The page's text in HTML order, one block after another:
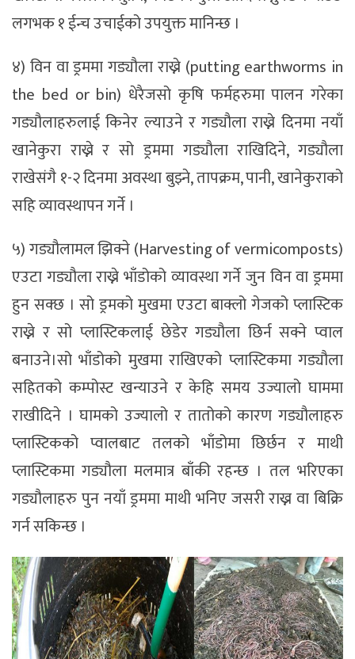
लगभक १ ईन्च उचाईको उपयुक्त मानिन्छ ।
४) विन वा ड्रममा गड्यौला राख्ने (putting earthworms in
the bed or bin) धेरैजसो कृषि फर्महरुमा पालन गरेका
गड्यौलाहरुलाई किनेर ल्याउने र गड्यौला राख्ने दिनमा नयाँ
खानेकुरा राख्ने र सो ड्रममा गड्यौला राखिदिने, गड्यौला
राखेसंगै १-२ दिनमा अवस्था बुझ्ने, तापक्रम, पानी, खानेकुराको
सहि व्यावस्थापन गर्ने ।
५) गड्यौलामल झिक्ने (Harvesting of vermicomposts)
एउटा गड्यौला राख्ने भाँडोको व्यावस्था गर्ने जुन विन वा ड्रममा
हुन सक्छ । सो ड्रमको मुखमा एउटा बाक्लो गेजको प्लास्टिक
राख्ने र सो प्लास्टिकलाई छेडेर गड्यौला छिर्न सक्ने प्वाल
बनाउने।सो भाँडोको मुखमा राखिएको प्लास्टिकमा गड्यौला
सहितको कम्पोस्ट खन्याउने र केहि समय उज्यालो घाममा
राखीदिने । घामको उज्यालो र तातोको कारण गड्यौलाहरु
प्लास्टिकको प्वालबाट तलको भाँडोमा छिर्छन र माथी
प्लास्टिकमा गड्यौला मलमात्र बाँकी रहन्छ । तल भरिएका
गड्यौलाहरु पुन नयाँ ड्रममा माथी भनिए जसरी राख्न वा बिक्रि
गर्न सकिन्छ ।